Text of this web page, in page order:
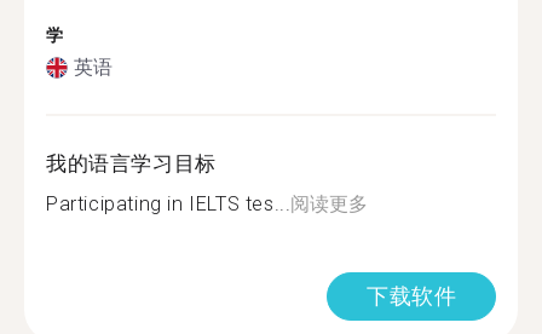
学
英语
我的语言学习目标
Participating in IELTS tes...阅读更多
下载软件